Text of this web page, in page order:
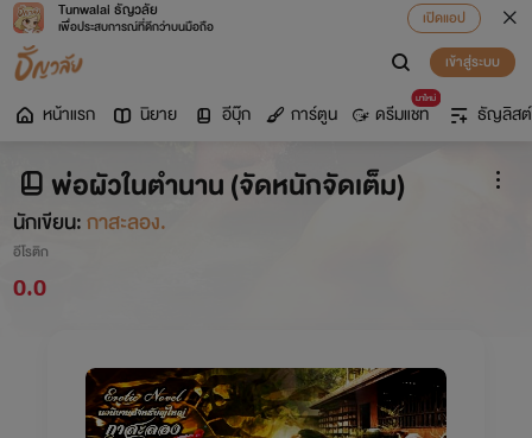
Tunwalai ธัญวลัย
เพื่อประสบการณ์ที่ดีกว่าบนมือถือ
เปิดแอป
เข้าสู่ระบบ
หน้าแรก นิยาย อีบุ๊ก การ์ตูน
มาใหม่
ดรีมแชท ธัญลิสต์
พ่อผัวในตำนาน (จัดหนักจัดเต็ม)
นักเขียน:กาสะลอง.
อีโรติก
0.0